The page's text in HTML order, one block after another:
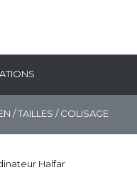
/ TAILLES / COLISAGE
Halfar